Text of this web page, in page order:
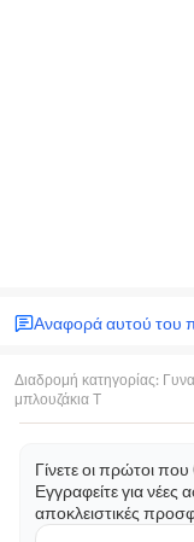
Αναφορά αυτού του
Διαδρομή κατηγορίας:
μπλουζάκια T
Γίνετε οι πρώτοι που
Εγγραφείτε για νέες
αποκλειστικές